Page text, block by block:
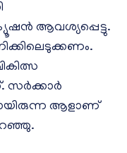
ആവശ്യപ്പെട്ടു.
ആളാണ്